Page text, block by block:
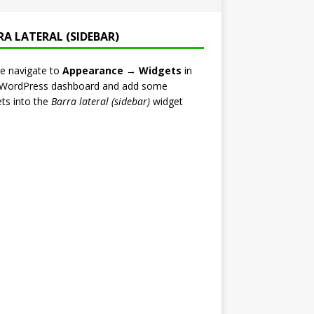
LATERAL (SIDEBAR)
navigate to Appearance → Widgets in
dashboard and add some
into the Barra lateral (sidebar)widget